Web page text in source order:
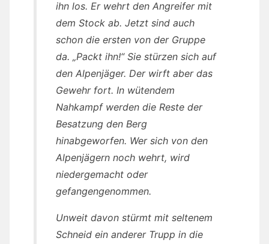
ihn los. Er wehrt den Angreifer mit
dem Stock ab. Jetzt sind auch
schon die ersten von der Gruppe
da. „Packt ihn!“ Sie stürzen sich auf
den Alpenjäger. Der wirft aber das
Gewehr fort. In wütendem
Nahkampf werden die Reste der
Besatzung den Berg
hinabgeworfen. Wer sich von den
Alpenjägern noch wehrt, wird
niedergemacht oder
gefangengenommen.
Unweit davon stürmt mit seltenem
Schneid ein anderer Trupp in die